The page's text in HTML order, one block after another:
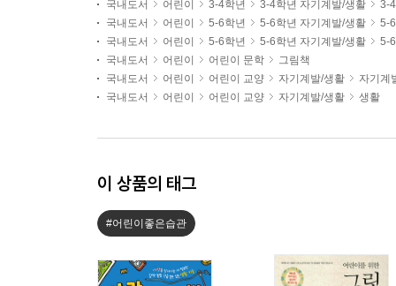
국내도서 어린이 3-4학년 3-4학년 자기계발/생활
3-
국내도서
어린이 5-6학년 5-6학년 자기계발/생활
5-
국내도서
어린이 5-6학년 5-6학년 자기계발/생활
5-
국내도서
어린이 어린이 문학
그림책
국내도서
어린이 어린이 교양 자기계발/생활
자기계
국내도서
어린이 어린이 교양 자기계발/생활 생활
이 상품의 태그
#어린이좋은습관